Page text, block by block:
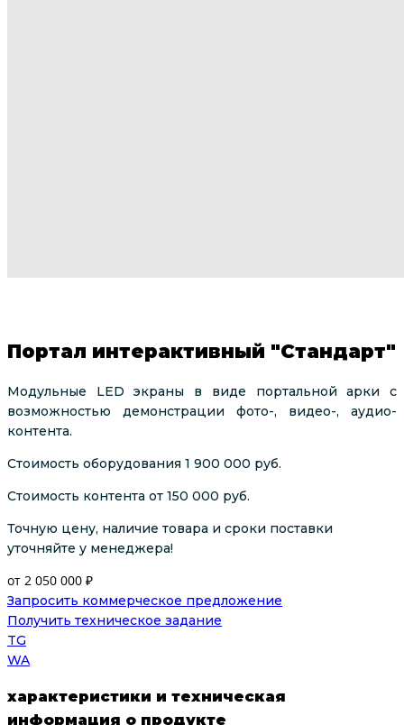
Портал интерактивный "Стандарт"
Модульные LED экраны в виде портальной арки с
возможностью демонстрации фото-, видео-, аудио-
контента.
Стоимость оборудования 1 900 000 руб.
Стоимость контента от 150 000 руб.
Точную цену, наличие товара и сроки поставки
уточняйте у менеджера!
от 2 050 000 ₽
Запросить коммерческое предложение
Получить техническое задание
TG
WA
характеристики и техническая
информация о продукте